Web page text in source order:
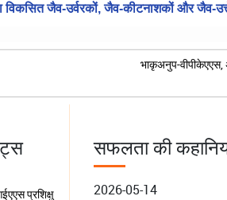
विकसित जैव-उर्वरकों, जैव-कीटनाशकों और जैव-
भाकृअनुप-वीपीकेएएस, अल्मोड़ा में
प्रशिक्षु
नवाचार'
सफलता की
निकोबारी जनजातीय